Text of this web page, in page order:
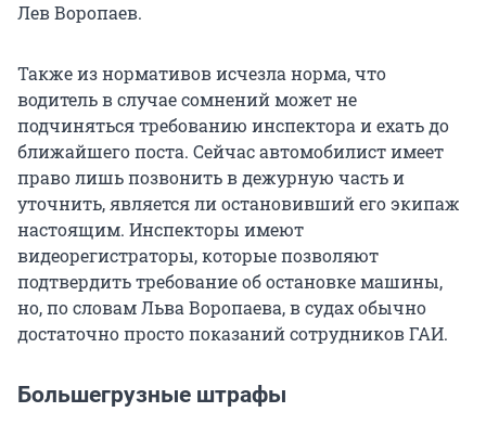
Лев Воропаев.
Также из нормативов исчезла норма, что
водитель в случае сомнений может не
подчиняться требованию инспектора и ехать до
ближайшего поста. Сейчас автомобилист имеет
право лишь позвонить в дежурную часть и
уточнить, является ли остановивший его экипаж
настоящим. Инспекторы имеют
видеорегистраторы, которые позволяют
подтвердить требование об остановке машины,
но, по словам Льва Воропаева, в судах обычно
достаточно просто показаний сотрудников ГАИ.
Большегрузные штрафы